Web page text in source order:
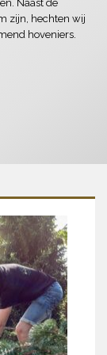
Naast de
zijn, hechten wij
hoveniers.